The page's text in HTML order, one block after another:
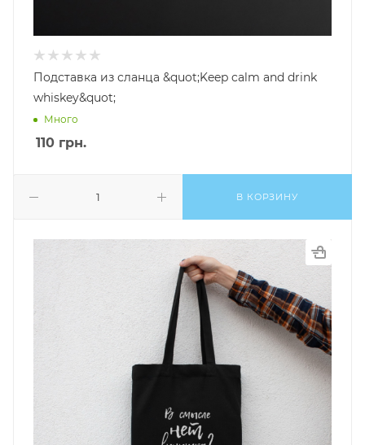
Подставка из сланца &quot;Keep calm and drink
whiskey&quot;
Много
110 грн.
В КОРЗИНУ